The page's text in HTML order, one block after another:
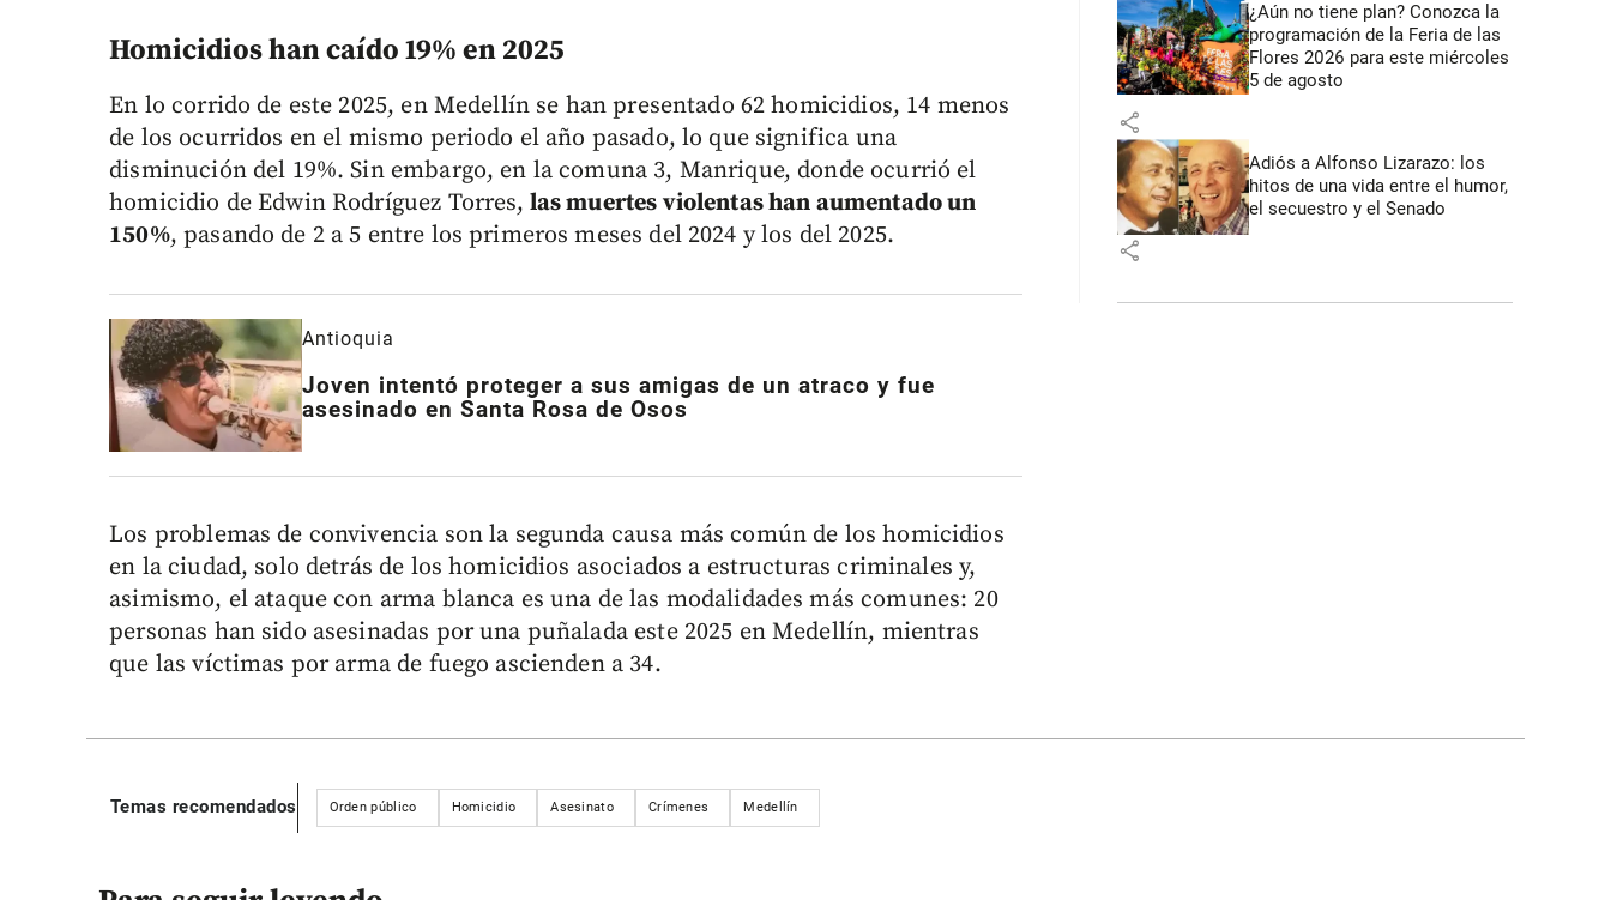
Homicidios han caído 19% en 2025
En lo corrido de este 2025, en Medellín se han presentado 62 homicidios, 14 menos
de los ocurridos en el mismo periodo el año pasado, lo que significa una
disminución del 19%. Sin embargo, en la comuna 3, Manrique, donde ocurrió el
homicidio de Edwin Rodríguez Torres, las muertes violentas han aumentado un
150%, pasando de 2 a 5 entre los primeros meses del 2024 y los del 2025.
Antioquia
Joven intentó proteger a sus amigas de un atraco y fue
asesinado en Santa Rosa de Osos
Los problemas de convivencia son la segunda causa más común de los homicidios
en la ciudad, solo detrás de los homicidios asociados a estructuras criminales y,
asimismo, el ataque con arma blanca es una de las modalidades más comunes: 20
personas han sido asesinadas por una puñalada este 2025 en Medellín, mientras
que las víctimas por arma de fuego ascienden a 34.
¿Aún no tiene plan? Conozca la
programación de la Feria de las
Flores 2026 para este miércoles
5 de agosto
share
Adiós a Alfonso Lizarazo: los
hitos de una vida entre el humor,
el secuestro y el Senado
share
Temas recomendados Orden público Homicidio Asesinato Crímenes Medellín